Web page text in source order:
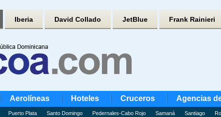
Iberia David Collado JetBlue Frank Rainieri
Aerolíneas Hoteles Cruceros Agencias
Puerto Plata Santo Domingo Pedernales-Cabo Rojo Samaná Santiago